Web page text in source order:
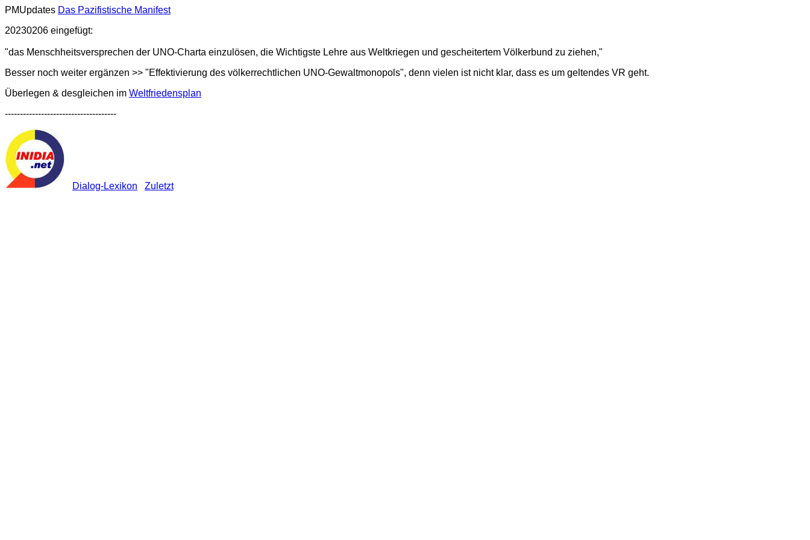
PMUpdates Das Pazifistische Manifest
20230206 eingefügt:
"das Menschheitsversprechen der UNO-Charta einzulösen, die Wichtigste Lehre aus Weltkriegen und gescheitertem Völkerbund zu ziehen,"
Besser noch weiter ergänzen >> "Effektivierung des völkerrechtlichen UNO-Gewaltmonopols", denn vielen ist nicht klar, dass es um geltendes VR geht.
Überlegen & desgleichen im Weltfriedensplan
-------------------------------------
Dialog-Lexikon Zuletzt